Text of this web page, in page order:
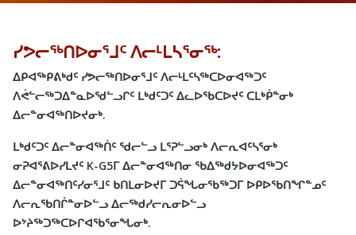
ᓯᕗᓕᖅᑎᐅᓂᕐᒧᑦ ᐱᓕᒻᒪᓴᕐᓂᖅ:
ᐃᑭᐊᖅᑭᕕᒃᑯᑦ ᓯᕗᓕᖅᑎᐅᓂᕐᒧᑦ ᐱᓕᒻᒪᑦᓴᖅᑕᐅᓂᐊᖅᑐᑦ
ᐱᕚᓪᓕᖅᑐᐃᓐᓇᐅᖁᓪᓗᒋᑦ ᒪᒃᑯᑦᑐᑦ ᐃᓚᐅᖃᑕᐅᔪᑦ ᑕᒪᒃᑮᓐᓂᒃ
ᐃᓕᓐᓂᐊᖅᑎᐅᔪᓂᒃ.
ᒪᒃᑯᑦᑐᑦ ᐃᓕᓐᓂᐊᖅᑏᑦ ᖁᓕᓪᓗ ᒪᕐᕈᓪᓗᓂᒃ ᐱᓕᕆᐊᑦᓴᕐᓂᒃ
ᓂᕈᐊᕐᕕᐅᓯᒪᔪᑦ K-G5ᒥ ᐃᓕᓐᓂᐊᖅᑎᓂ ᖃᐃᖅᑯᔭᐅᓂᐊᖅᑐᑦ
ᐃᓕᓐᓂᐊᖅᑎᑦᓯᓂᕐᒧᑦ ᑲᑎᒪᓂᐅᔪᒥ ᑐᕌᖓᓂᖃᖅᑐᒥ ᐅᑭᐅᖃᑎᖏᓐᓄᑦ
ᐱᓕᕆᖃᑎᒌᓐᓂᐅᓪᓗ ᐃᓕᖅᑯᓯᓕᕆᓂᐅᓪᓗ
ᐅᔾᔨᖅᑐᖅᑕᐅᒋᐊᖃᕐᓂᖓᓂᒃ.